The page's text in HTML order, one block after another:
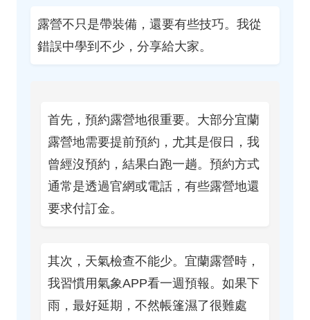
露營不只是帶裝備，還要有些技巧。我從
錯誤中學到不少，分享給大家。
首先，預約露營地很重要。大部分宜蘭
露營地需要提前預約，尤其是假日，我
曾經沒預約，結果白跑一趟。預約方式
通常是透過官網或電話，有些露營地還
要求付訂金。
其次，天氣檢查不能少。宜蘭露營時，
我習慣用氣象APP看一週預報。如果下
雨，最好延期，不然帳篷濕了很難處